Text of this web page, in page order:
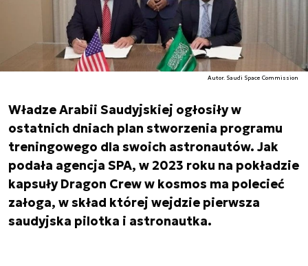
Autor. Saudi Space Commission
Władze Arabii Saudyjskiej ogłosiły w
ostatnich dniach plan stworzenia programu
treningowego dla swoich astronautów. Jak
podała agencja SPA, w 2023 roku na pokładzie
kapsuły Dragon Crew w kosmos ma polecieć
załoga, w skład której wejdzie pierwsza
saudyjska pilotka i astronautka.